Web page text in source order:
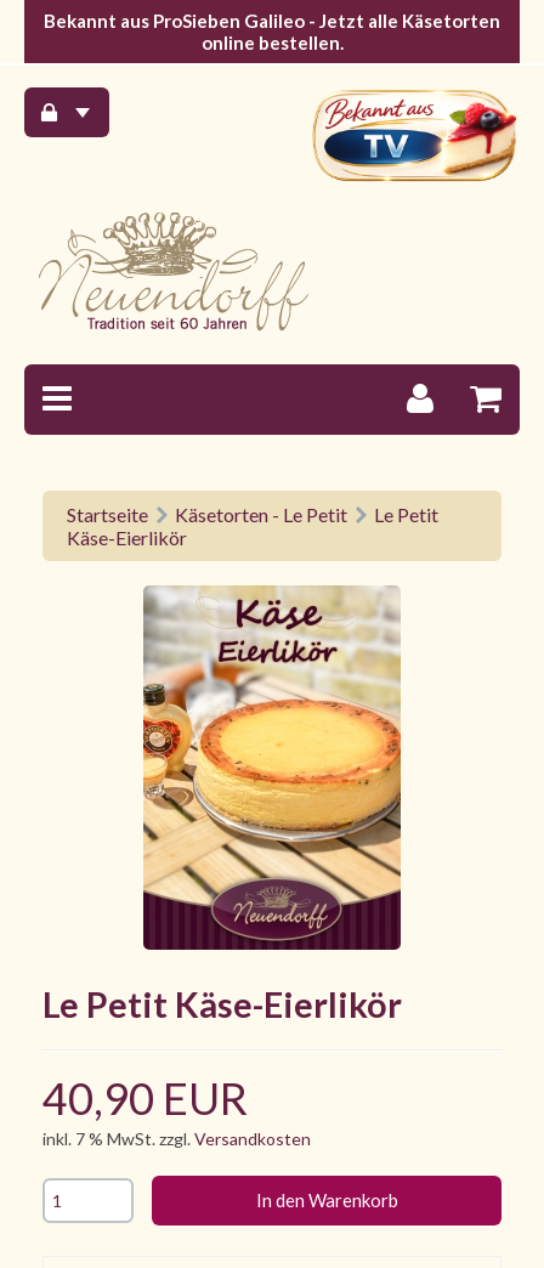
Bekannt aus ProSieben Galileo - Jetzt alle Käsetorten
online bestellen.
Startseite Käsetorten - Le Petit
Le Petit
Käse-Eierlikör
Le Petit Käse-Eierlikör
40,90 EUR
inkl. 7 % MwSt. zzgl.Versandkosten